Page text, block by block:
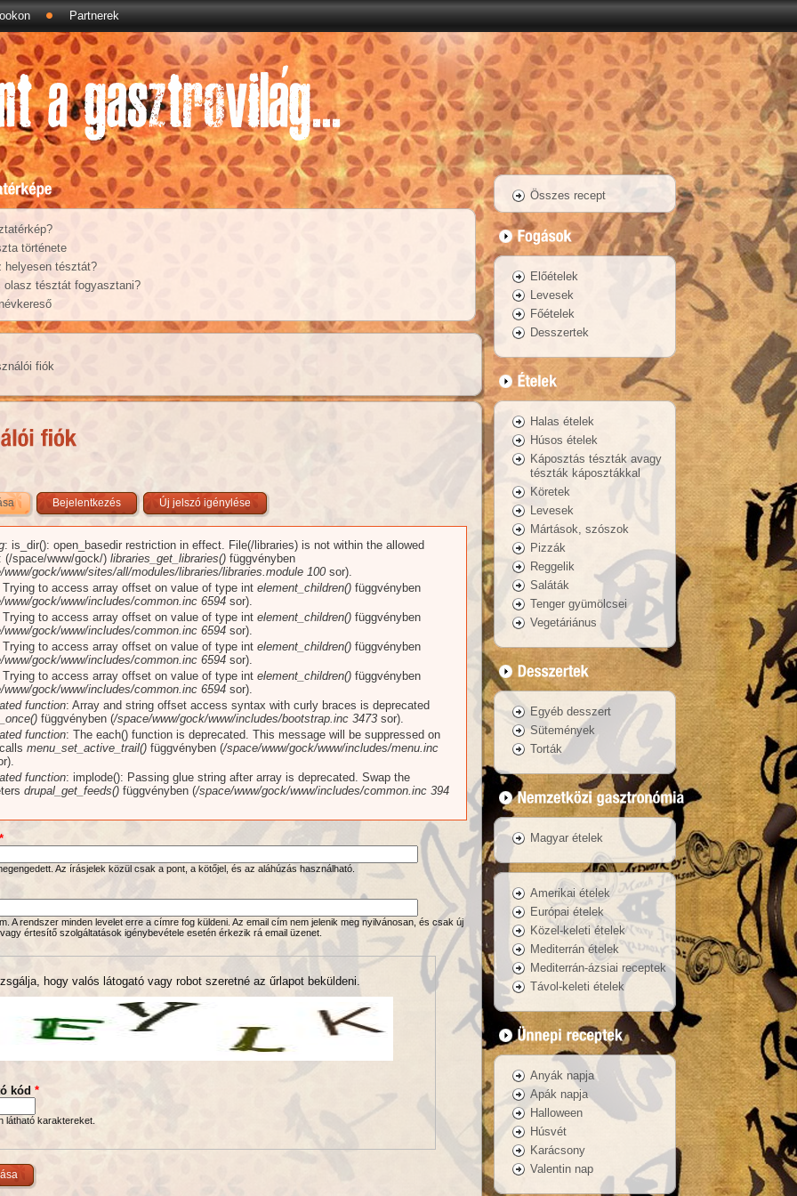
Partnerek
története
helyesen tésztát?
olasz tésztát fogyasztani?
fiók
(aktív fül)Bejelentkezés Új jelszó igénylése
: is_dir(): open_basedir restriction in effect. File(/libraries) is not within the allowed
(/space/www/gock/) libraries_get_libraries() függvényben
www/gock/www/sites/all/modules/libraries/libraries.module 100 sor).
Trying to access array offset on value of type int element_children() függvényben
www/gock/www/includes/common.inc 6594 sor).
Trying to access array offset on value of type int element_children() függvényben
www/gock/www/includes/common.inc 6594 sor).
Trying to access array offset on value of type int element_children() függvényben
www/gock/www/includes/common.inc 6594 sor).
Trying to access array offset on value of type int element_children() függvényben
www/gock/www/includes/common.inc 6594 sor).
function: Array and string offset access syntax with curly braces is deprecated
függvényben (/space/www/gock/www/includes/bootstrap.inc 3473 sor).
function: The each() function is deprecated. This message will be suppressed on
menu_set_active_trail() függvényben (/space/www/gock/www/includes/menu.inc
function: implode(): Passing glue string after array is deprecated. Swap the
drupal_get_feeds() függvényben (/space/www/gock/www/includes/common.inc 394
*
Az írásjelek közül csak a pont, a kötőjel, és az aláhúzás használható.
A rendszer minden levelet erre a címre fog küldeni. Az email cím nem jelenik meg nyilvánosan, és csak új
értesítő szolgáltatások igénybevétele esetén érkezik rá email üzenet.
hogy valós látogató vagy robot szeretné az űrlapot beküldeni.
kód *
látható karaktereket.
Összes recept
Előételek
Levesek
Főételek
Desszertek
Halas ételek
Húsos ételek
Káposztás tészták avagy
tészták káposztákkal
Köretek
Levesek
Mártások, szószok
Pizzák
Reggelik
Saláták
Tenger gyümölcsei
Vegetáriánus
Egyéb desszert
Sütemények
Torták
Magyar ételek
Amerikai ételek
Európai ételek
Közel-keleti ételek
Mediterrán ételek
Mediterrán-ázsiai receptek
Távol-keleti ételek
Anyák napja
Apák napja
Halloween
Húsvét
Karácsony
Valentin nap